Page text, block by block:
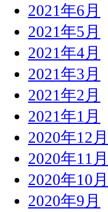
2021年6月
2021年5月
2021年4月
2021年3月
2021年2月
2021年1月
2020年12月
2020年11月
2020年10月
2020年9月